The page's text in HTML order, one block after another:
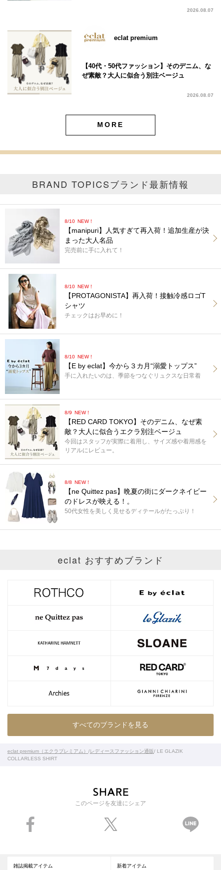
このページを友達にシェア
2026.08.07
eclat premium
【40代・50代ファッション】そのデニム、な
ぜ素敵？大人に似合う別注ベージュ
2026.08.07
MORE
BRAND TOPICSブランド最新情報
8/10 NEW！
【manipuri】人気すぎて再入荷！追加生産が決
まった大人名品
完売前に手に入れて！
8/10 NEW！
【PROTAGONISTA】再入荷！接触冷感ロゴT
シャツ
チェックはお早めに！
8/10 NEW！
【E by eclat】今から３カ月“溺愛トップス”
手に入れたいのは、季節をつなぐリュクスな日常着
8/9 NEW！
【RED CARD TOKYO】そのデニム、なぜ素
敵？大人に似合うエクラ別注ベージュ
今回はスタッフが実際に着用し、サイズ感や着用感を
リアルにレビュー。
8/8 NEW！
【ne Quittez pas】晩夏の街にダークネイビー
のドレスが映える！。
50代女性を美しく見せるディテールがたっぷり！
eclat おすすめブランド
すべてのブランドを見る
eclat premium（エクラプレミアム） /レディースファッション通販/ LE GLAZIK
COLLARLESS SHIRT
雑誌掲載アイテム 新着アイテム